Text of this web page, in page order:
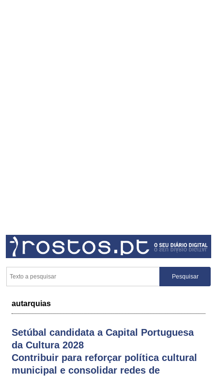
autarquias
Setúbal candidata a Capital Portuguesa
da Cultura 2028
Contribuir para reforçar política cultural
municipal e consolidar redes de